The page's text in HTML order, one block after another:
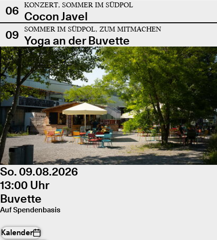
06 KONZERT, SOMMER IM SÜDPOL
Cocon Javel
09
SOMMER IM SÜDPOL, ZUM MITMACHEN
Yoga an der Buvette
So. 09.08.2026
13:00 Uhr
Buvette
Auf Spendenbasis
Kalender